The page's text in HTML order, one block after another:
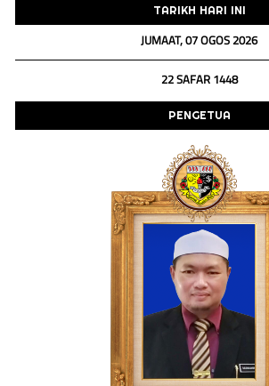
TARIKH HARI INI
JUMAAT, 07 OGOS 2026
22 SAFAR 1448
PENGETUA